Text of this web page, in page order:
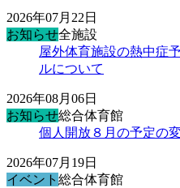
2026年07月22日
お知らせ全施設
屋外体育施設の熱中症
ルについて
2026年08月06日
お知らせ総合体育館
個人開放８月の予定の
2026年07月19日
イベント 総合体育館